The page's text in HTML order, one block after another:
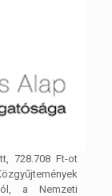
728.708 Ft-ot
a Nemzeti